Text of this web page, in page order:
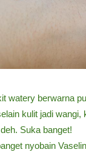
watery berwarna
kulit jadi wangi,
deh. Suka banget!
nyobain